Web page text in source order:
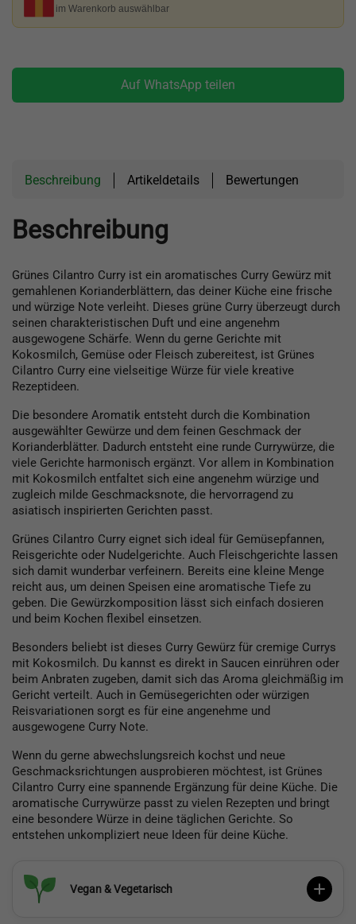
im Warenkorb auswählbar
Auf WhatsApp teilen
Beschreibung Artikeldetails Bewertungen
Beschreibung
Grünes Cilantro Curry ist ein aromatisches Curry Gewürz mit
gemahlenen Korianderblättern, das deiner Küche eine frische
und würzige Note verleiht. Dieses grüne Curry überzeugt durch
seinen charakteristischen Duft und eine angenehm
ausgewogene Schärfe. Wenn du gerne Gerichte mit
Kokosmilch, Gemüse oder Fleisch zubereitest, ist Grünes
Cilantro Curry eine vielseitige Würze für viele kreative
Rezeptideen.
Die besondere Aromatik entsteht durch die Kombination
ausgewählter Gewürze und dem feinen Geschmack der
Korianderblätter. Dadurch entsteht eine runde Currywürze, die
viele Gerichte harmonisch ergänzt. Vor allem in Kombination
mit Kokosmilch entfaltet sich eine angenehm würzige und
zugleich milde Geschmacksnote, die hervorragend zu
asiatisch inspirierten Gerichten passt.
Grünes Cilantro Curry eignet sich ideal für Gemüsepfannen,
Reisgerichte oder Nudelgerichte. Auch Fleischgerichte lassen
sich damit wunderbar verfeinern. Bereits eine kleine Menge
reicht aus, um deinen Speisen eine aromatische Tiefe zu
geben. Die Gewürzkomposition lässt sich einfach dosieren
und beim Kochen flexibel einsetzen.
Besonders beliebt ist dieses Curry Gewürz für cremige Currys
mit Kokosmilch. Du kannst es direkt in Saucen einrühren oder
beim Anbraten zugeben, damit sich das Aroma gleichmäßig im
Gericht verteilt. Auch in Gemüsegerichten oder würzigen
Reisvariationen sorgt es für eine angenehme und
ausgewogene Curry Note.
Wenn du gerne abwechslungsreich kochst und neue
Geschmacksrichtungen ausprobieren möchtest, ist Grünes
Cilantro Curry eine spannende Ergänzung für deine Küche. Die
aromatische Currywürze passt zu vielen Rezepten und bringt
eine besondere Würze in deine täglichen Gerichte. So
entstehen unkompliziert neue Ideen für deine Küche.
Vegan & Vegetarisch